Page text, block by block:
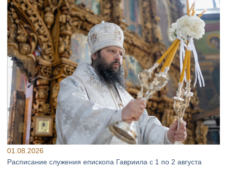
01.08.2026
Расписание служения епископа Гавриила с 1 по 2 августа